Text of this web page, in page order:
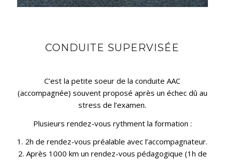
CONDUITE SUPERVISÉE
C’est la petite soeur de la conduite AAC
(accompagnée) souvent proposé après un échec dû au
stress de l’examen.
Plusieurs rendez-vous rythment la formation :
1. 2h de rendez-vous préalable avec l’accompagnateur.
2. Après 1000 km un rendez-vous pédagogique (1h de